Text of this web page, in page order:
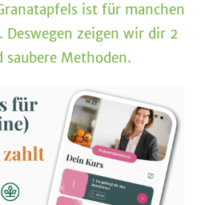
ist für manchen
Deswegen zeigen wir dir 2
saubere Methoden.